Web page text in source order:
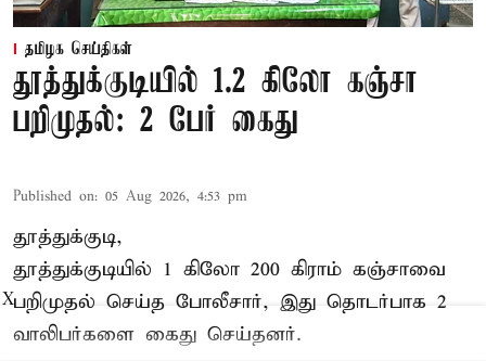
தமிழக செய்திகள்
தூத்துக்குடியில் 1.2 கிலோ கஞ்சா
பறிமுதல்: 2 பேர் கைது
Published on: 05 Aug 2026, 4:53 pm
தூத்துக்குடி,
தூத்துக்குடியில் 1 கிலோ 200 கிராம் கஞ்சாவை
பறிமுதல் செய்த போலீசார், இது தொடர்பாக 2
வாலிபர்களை கைது செய்தனர்.
X